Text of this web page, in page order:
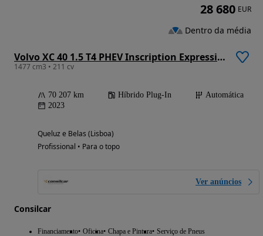
Volvo XC 40 1.5 T4 PHEV Inscription Expression
1477 cm3 • 211 cv
70 207 km Híbrido Plug-In
Automática
2023
Queluz e Belas (Lisboa)
Profissional • Para o topo
Ver anúncios
Consilcar
Financiamento Oficina Chapa e Pintura Serviço de Pneus
28 680 EUR
Dentro da média